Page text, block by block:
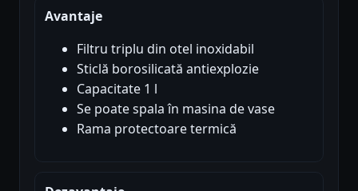
Avantaje
Filtru triplu din otel inoxidabil
Sticlă borosilicată antiexplozie
Capacitate 1 l
Se poate spala în masina de vase
Rama protectoare termică